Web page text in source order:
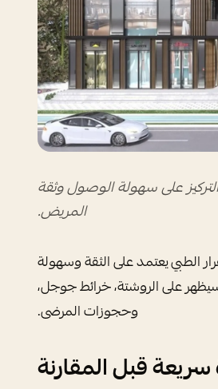
على سهولة الوصول وثقة
المريض.
الطبي يعتمد على الثقة وسهولة
على الروشتة، خرائط جوجل،
وحجوزات المرضى.
سريعة قبل المقارنة